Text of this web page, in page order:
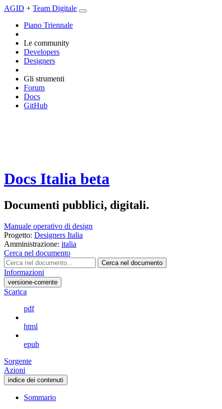
AGID + Team Digitale
Piano Triennale
Le community
Developers
Designers
Gli strumenti
Forum
Docs
GitHub
Docs Italia beta
Documenti pubblici, digitali.
Manuale operativo di design
Progetto: Designers Italia
Amministrazione: italia
Cerca nel documento
Cerca nel documento
Informazioni
versione-corrente
Scarica
pdf
html
epub
Sorgente
Azioni
indice dei contenuti
Sommario